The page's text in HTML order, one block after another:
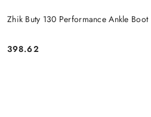
Zhik Buty 130 Performance Ankle Boot
Cena:
398.62